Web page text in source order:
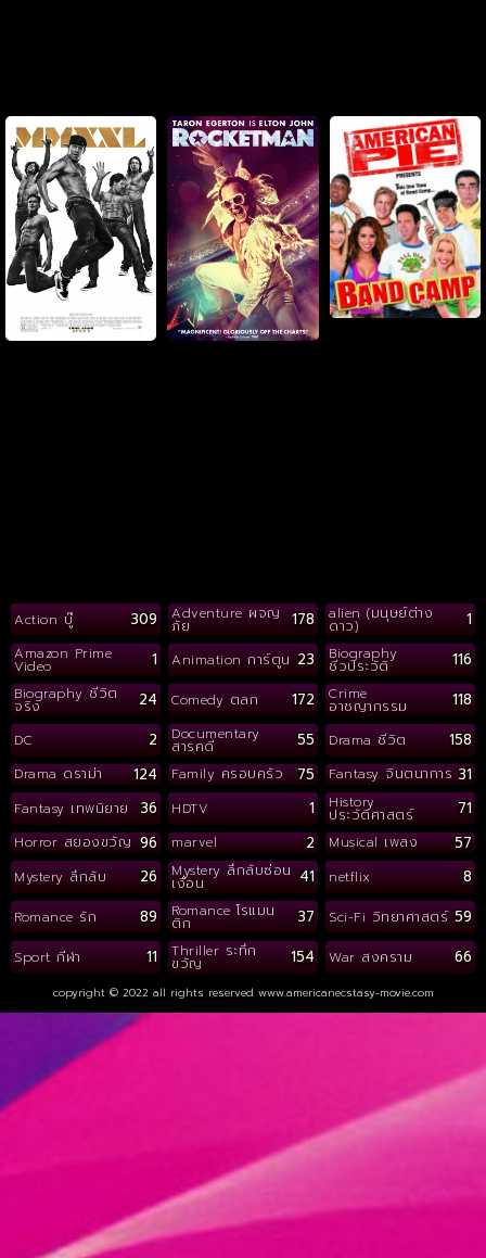
Action บู๊ 309 Adventure ผจญ
ภัย 178 alien (มนุษย์ต่าง
ดาว) 1
Amazon Prime
Video 1 Animation การ์ตูน 23 Biography
ชีวประวัติ 116
Biography ชีวิต
จริง 24 Comedy ตลก 172 Crime
อาชญากรรม 118
DC 2 Documentary
สารคดี 55 Drama ชีวิต 158
Drama ดราม่า 124 Family ครอบครัว 75 Fantasy จินตนาการ 31
Fantasy เทพนิยาย 36 HDTV 1 History
ประวัติศาสตร์ 71
Horror สยองขวัญ 96 marvel 2 Musical เพลง 57
Mystery ลึกลับ 26 Mystery ลึกลับซ่อน
เงื่อน 41 netflix 8
Romance รัก 89 Romance โรแมน
ติก 37 Sci-Fi วิทยาศาสตร์ 59
Sport กีฬา 11 Thriller ระทึก
ขวัญ 154 War สงคราม 66
copyright © 2022 all rights reserved www.americanecstasy-movie.com